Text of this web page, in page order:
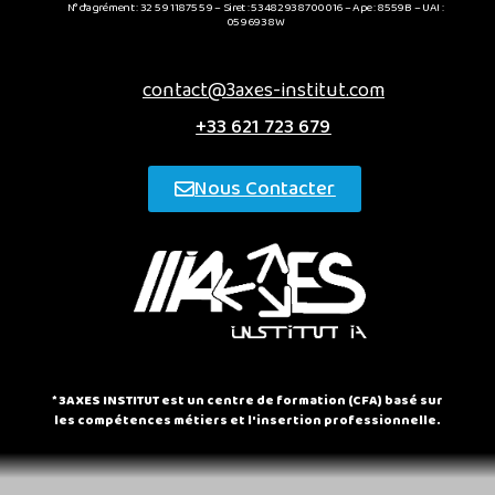
N° d’agrément : 32 59 11875 59 – Siret : 53482938700016 – Ape : 8559B – UAI :
0596938W
contact@3axes-institut.com
+33 621 723 679
Nous Contacter
* 3AXES INSTITUT est un centre de formation (CFA) basé sur
les compétences métiers et l'insertion professionnelle.